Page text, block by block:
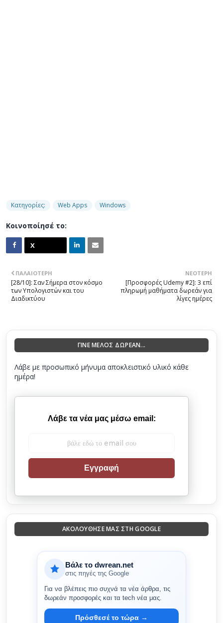
Κατηγορίες: Web Apps Windows
Κοινοποίησέ το:
ΝΕΌΤΕΡΗ
[Προσφορές Udemy #2]: 3 επί
πληρωμή μαθήματα δωρεάν για
λίγες ημέρες
ΠΑΛΑΙΌΤΕΡΗ
[28/10]: Σαν Σήμερα στον κόσμο
των Υπολογιστών και του
Διαδικτύου
ΓΙΝΕ ΜΕΛΟΣ ΔΩΡΕΑΝ...
Λάβε με προσωπικό μήνυμα αποκλειστικό υλικό κάθε
ημέρα!
Λάβε τα νέα μας μέσω email:
Εγγραφή
ΑΚΟΛΟΎΘΗΣΈ ΜΑΣ ΣΤΗ GOOGLE
Βάλε το dwrean.net
στις πηγές της Google
Για να βλέπεις πιο συχνά τα νέα άρθρα, τις
δωρεάν προσφορές και τα tech νέα μας.
Πρόσθεσέ το τώρα →